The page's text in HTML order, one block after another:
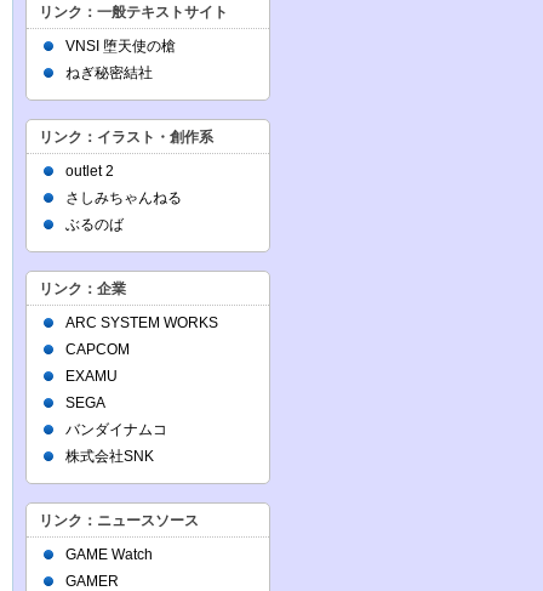
リンク：一般テキストサイト
VNSI 堕天使の槍
ねぎ秘密結社
リンク：イラスト・創作系
outlet 2
さしみちゃんねる
ぶるのば
リンク：企業
ARC SYSTEM WORKS
CAPCOM
EXAMU
SEGA
バンダイナムコ
株式会社SNK
リンク：ニュースソース
GAME Watch
GAMER